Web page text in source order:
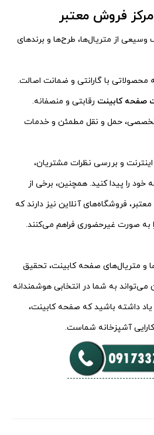
فروش معتبر
وسیعی از متریال‌ها، طرح‌ها و برندهای
محصولاتی با گارانتی و ضمانت اصالت.
صفحه کابینت رقابتی و منصفانه.
حمل و نقل مطمئن و خدمات
و بررسی نظرات مشتریان،
را پیدا کنید. همچنین، برخی از
فروشگاه‌های آنلاین نیز دارند که
به صورت غیرحضوری فراهم می‌کنند.
و متریال‌های صفحه کابینت، تحقیق
به شما در انتخابی هوشمندانه
داشته باشید که صفحه کابینت،
آشپزخانه شماست.